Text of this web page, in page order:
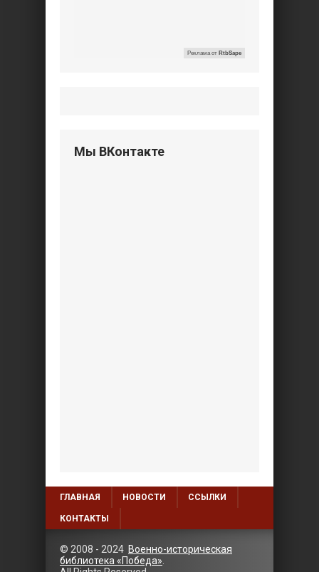
Реклама от RtbSape
Мы ВКонтакте
ГЛАВНАЯ НОВОСТИ ССЫЛКИ
КОНТАКТЫ
© 2008 - 2024 Военно-историческая
библиотека «Победа»